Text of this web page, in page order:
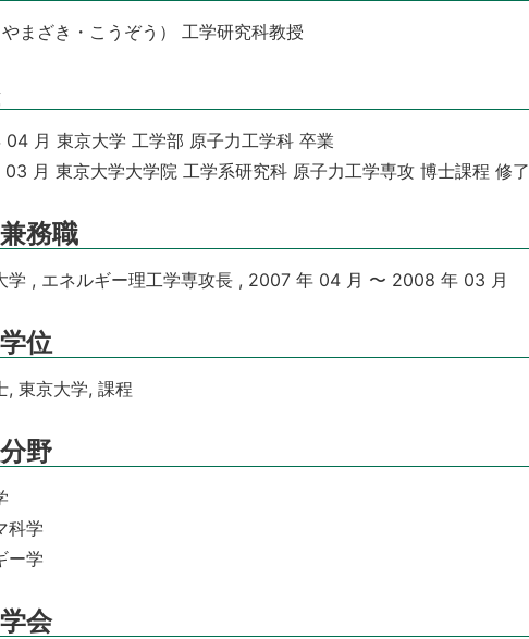
まざき・こうぞう） 工学研究科教授
04 月 東京大学 工学部 原子力工学科 卒業
03 月 東京大学大学院 工学系研究科 原子力工学専攻 博士課程 修了
務職
学 , エネルギー理工学専攻長 , 2007 年 04 月 〜 2008 年 03 月
位
, 東京大学, 課程
野
科学
ー学
会